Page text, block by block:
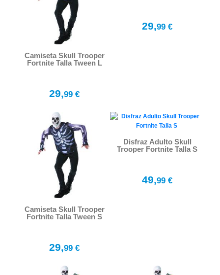
Camiseta Skull Trooper
Fortnite Talla Tween L
29,99 €
29,99 €
Camiseta Skull Trooper
Fortnite Talla Tween S
29,99 €
Disfraz Adulto Skull
Trooper Fortnite Talla S
49,99 €